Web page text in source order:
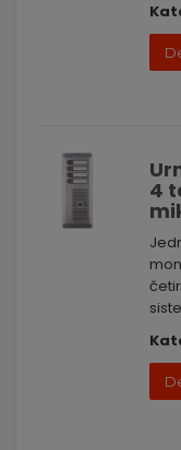
4